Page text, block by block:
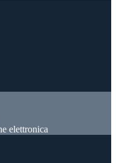
elettronica